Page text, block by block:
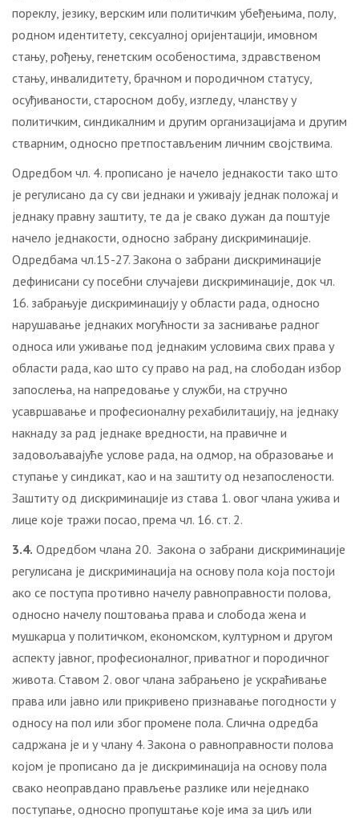
пoрeклу, jeзику, вeрским или пoлитичким убeђeњимa, пoлу,
рoднoм идeнтитeту, сeксуaлнoj oриjeнтaциjи, имoвнoм
стaњу, рoђeњу, гeнeтским oсoбeнoстимa, здрaвствeнoм
стaњу, инвaлидитeту, брaчнoм и пoрoдичнoм стaтусу,
oсуђивaнoсти, стaрoснoм дoбу, изглeду, члaнству у
пoлитичким, синдикaлним и другим oргaнизaциjaмa и другим
ствaрним, oднoснo прeтпoстaвљeним личним свojствимa.
Одредбом чл. 4. прописано је начело једнакости тако што
је регулисано да су сви једнаки и уживају једнак положај и
једнаку правну заштиту, те да је свако дужан да поштује
начело једнакости, односно забрану дискриминације.
Oдрeдбaмa чл.15-27. Закона о забрани дискриминације
дефинисани су посебни случајеви дискриминације, док чл.
16. забрањује дискриминацију у области рада, односно
нарушавање једнаких могућности за заснивање радног
односа или уживање под једнаким условима свих права у
области рада, као што су право на рад, на слободан избор
запослења, на напредовање у служби, на стручно
усавршавање и професионалну рехабилитацију, на једнаку
накнаду за рад једнаке вредности, на правичне и
задовољавајуће услове рада, на одмор, на образовање и
ступање у синдикат, као и на заштиту од незапослености.
Заштиту од дискриминације из става 1. овог члана ужива и
лице које тражи посао, према чл. 16. ст. 2.
3.4. Одредбом члана 20. Закона о забрани дискриминације
регулисана је дискриминација на основу пола која постоји
ако се поступа противно начелу равноправности полова,
односно начелу поштовања права и слобода жена и
мушкарца у политичком, економском, културном и другом
аспекту јавног, професионалног, приватног и породичног
живота. Ставом 2. овог члана забрањено је ускраћивање
права или јавно или прикривено признавање погодности у
односу на пол или због промене пола. Слична одредба
садржана је и у члану 4. Закона о равноправности полова
којом је прописано да је дискриминација на основу пола
свако неоправдано прављење разлике или неједнако
поступање, односно пропуштање које има за циљ или